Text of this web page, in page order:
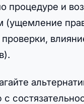
процедуре и
(ущемление